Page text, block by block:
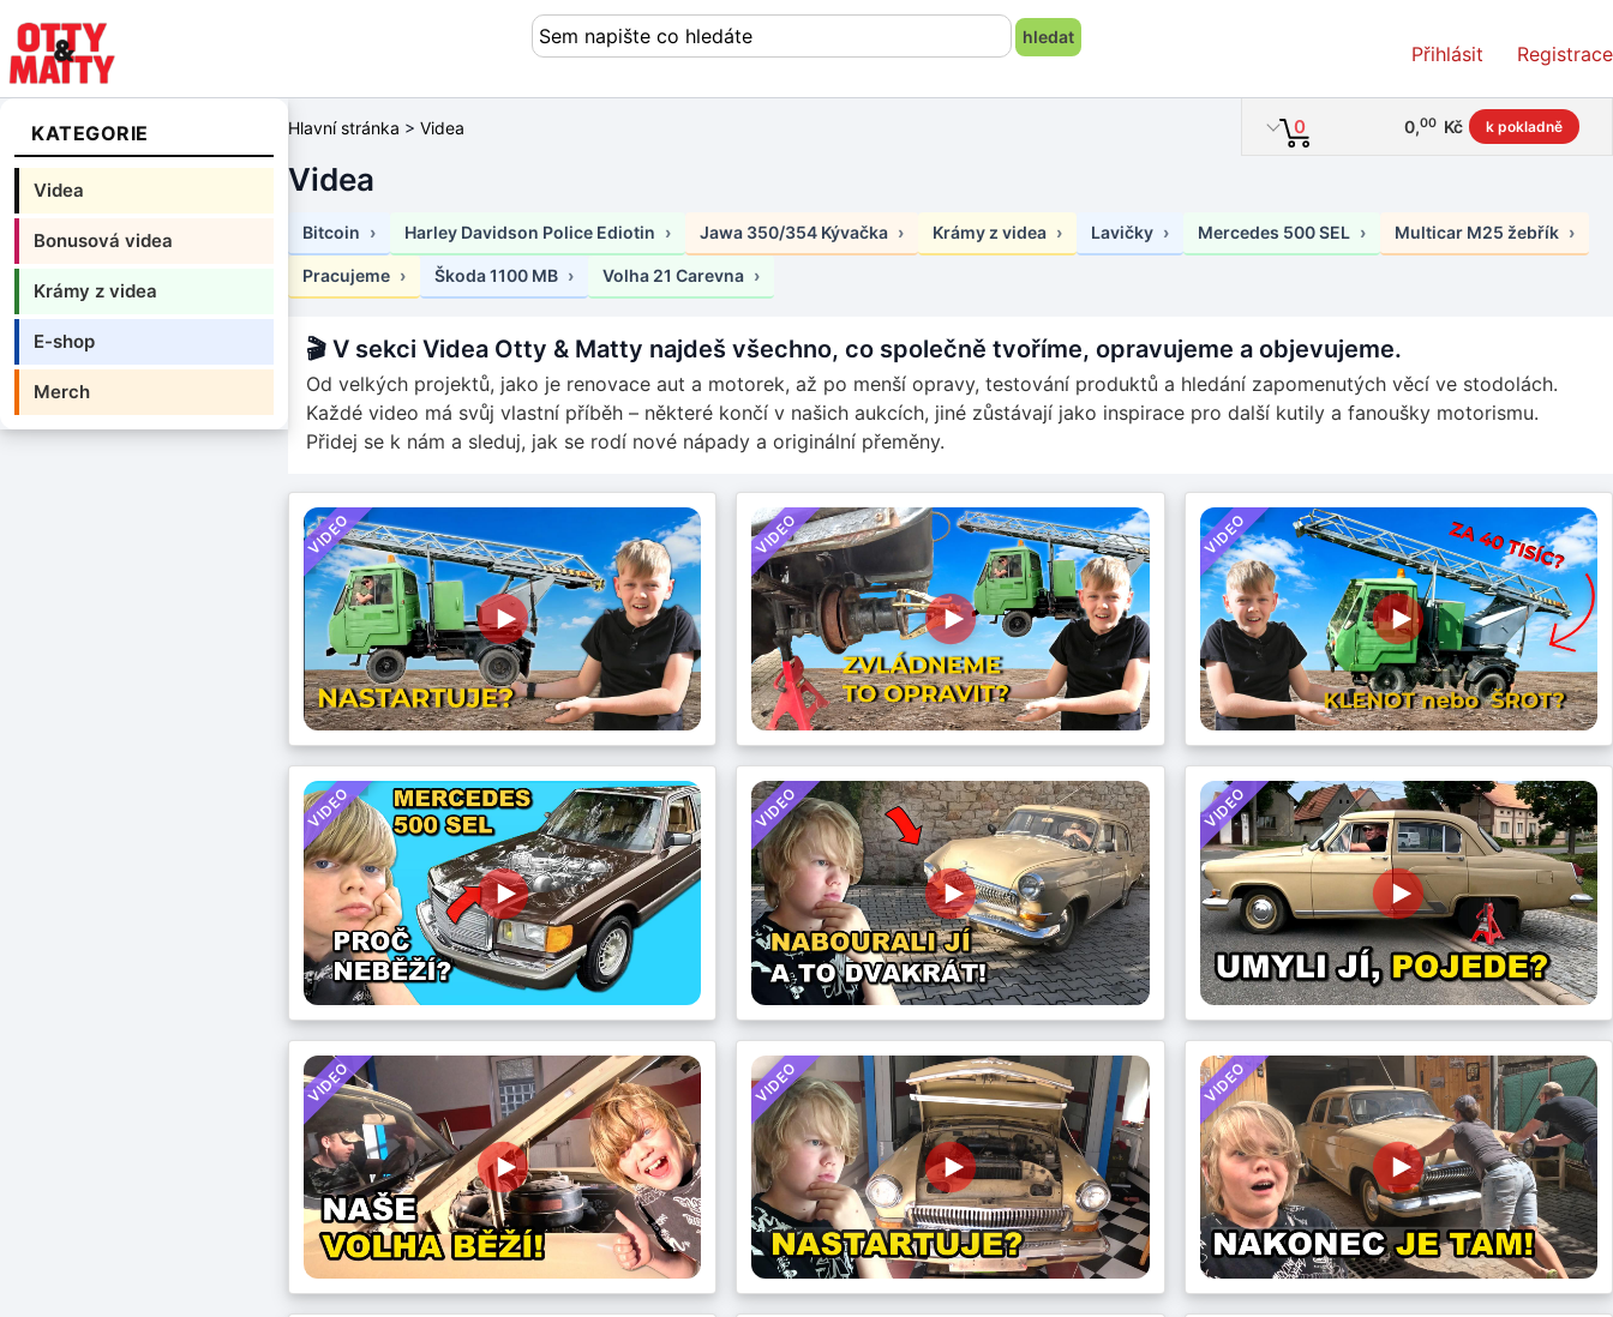
Přihlásit Registrace
0 0,00 Kč k pokladně
KATEGORIE
Videa
Bonusová videa
Krámy z videa
E-shop
Merch
Hlavní stránka > Videa
Videa
Bitcoin Harley Davidson Police Ediotin Jawa 350/354 Kývačka Krámy z videa Lavičky Mercedes 500 SEL Multicar M25 žebřík
Pracujeme Škoda 1100 MB Volha 21 Carevna
🎬 V sekci Videa Otty & Matty najdeš všechno, co společně tvoříme, opravujeme a objevujeme.
Od velkých projektů, jako je renovace aut a motorek, až po menší opravy, testování produktů a hledání zapomenutých věcí ve stodolách.
Každé video má svůj vlastní příběh – některé končí v našich aukcích, jiné zůstávají jako inspirace pro další kutily a fanoušky motorismu.
Přidej se k nám a sleduj, jak se rodí nové nápady a originální přeměny.
VIDEO VIDEO VIDEO
VIDEO VIDEO VIDEO
VIDEO VIDEO VIDEO